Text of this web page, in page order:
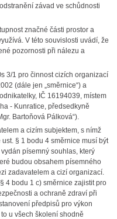
závad ve schůdnosti
značné části prostor a
V této souvislosti uvádí, že
pozornosti při nálezu a
3/1 pro činnost cizích organizací
(dále jen „směrnice“) a
IČ 16194039, místem
- Kunratice, předsedkyně
Bartoňová Pálková“).
a cizím subjektem, s nímž
§ 1 bodu 4 směrnice musí být
písemný souhlas, který
budou obsahem písemného
zadavatelem a cizí organizací.
4 bodu 1 c) směrnice zajistit pro
a ochraně zdraví při
předpisů pro výkon
u všech školení shodně